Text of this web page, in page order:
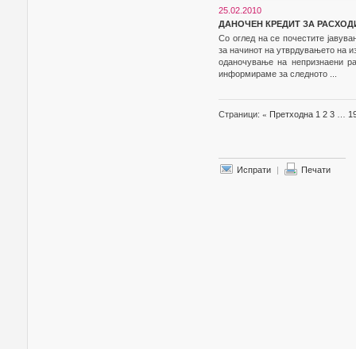
25.02.2010
ДАНОЧЕН КРЕДИТ ЗА
Со оглед на се почестите
за начинот на утврдувањето на
оданочување на
информираме за следното ...
Страници: « Претходна 1 2 3
Испрати | Печати